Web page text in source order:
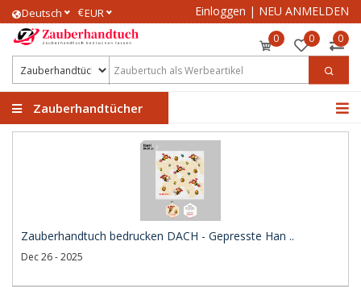
Deutsch €EUR Einloggen | NEU ANMELDEN
0 0 0
Zauberhandtücher
Zauberhandtuch bedrucken DACH - Gepresste Han ..
Dec 26 - 2025